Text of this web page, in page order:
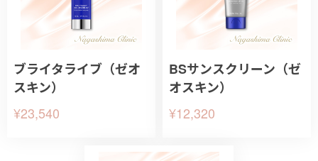
ブライタライブ（ゼオ
スキン）
¥23,540
BSサンスクリーン（ゼ
オスキン）
¥12,320